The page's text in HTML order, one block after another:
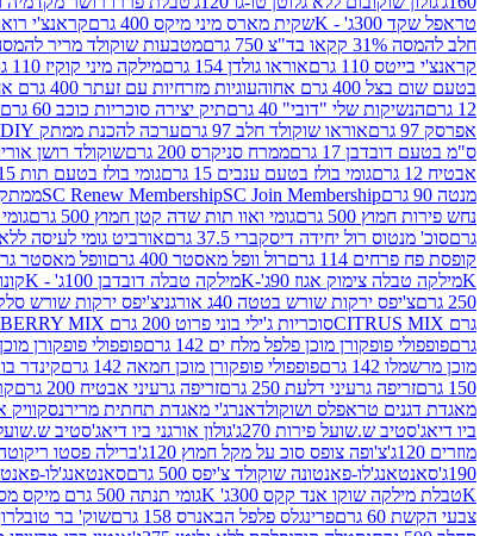
טראפל שקד 300ג' - K
שקית מארס מיני מיקס 400 גרם קראנצ'י
חלב להמסה 31% קקאו בד"צ 750 גרם
מטבעות שוקולד מריר להמסה 51% קקאו פרווה בד"צ 750
קראנצ'י בייטס 110 גרם
אוראו גולדן 154 גרם מילקה מיני קוקיז 110 גרם
בטעם שום בצל 400 גרם אחוה
עוגיות מזרחיות עם זעתר 400 גרם אחוה
12 גרם
הנשיקות שלי "דובי" 40 גרם תיק יצירה סוכריות כוכב 60 גרם
אפרסק 97 גרם
אוראו שוקולד חלב 97 גרם ערכה להכנת ממתק DIY גלידה 43.5 גרם
ס"מ בטעם דובדבן 17 גרם
ממרח סניקרס 200 גרם שוקולד רושן אורירי
אבטיח 12 גרם
גומי בולז בטעם ענבים 15 גרם גומי בולז בטעם תות 15 גרם
מנטה 90 גרם
SC Renew MembershipSC Join Membership ממתק
נחש פירות חמוץ 500 גרם
גומי ואוו תות שדה קטן חמוץ 500 גרם
גרםסוכ' מנטוס רול יחידה דיסקברי 37.5 גרם אורביט גומי לעיסה ללא
קופסת פח פרחים 114 גרם
רול וופל מאסטר 400 גרם וופל מאסטר גריף 360
Kמילקה טבלה צימוק אגוז 90ג'-K מילקה טבלה דובדבן 100ג' - K
250 גרם
צ'יפס ירקות שורש בטטה 40ג אורגני צ'יפס ירקות שורש סלק 40ג' -
גרם CITRUS MIX
סוכריות ג'ילי בוני פרוט 200 גרם BERRY MIX
גרםפופפולי פופקורן מוכן פלפל מלח ים 142 גרם פופפולי פופקורן מוכן
מוכן מרשמלו 142 גרם
פופפולי פופקורן מוכן חמאה 142 גרם קינדר
150 גרם
זריפה גרעיני דלעת 250 גרם זריפה גרעיני אבטיח 200 גרם
מאגדת דגנים טראפלס ושוקולדאנרג'י מאגדת תחתית מרירנסקוויק
ביו דיאג'סטיב ש.שועל פירות 270ג'
גולון אורגני ביו דיאג'סטיב ש.שועל
מוזרים 120ג'
צ'ופה צופס סוכ על מקל חמוץ 120ג' ברילה פסטו ריקוטה
190ג' סאנטאנג'לו-פאנטונה שוקולד צ'יפס 500 גרם סאנטאנג'לו-פאנטונה
Kטבלת מילקה שוקו אנד קקס 300ג' K גומי תנתה 500 גרם מיקס מסוכר מיני תות בננה
צבעי הקשת 60 גרם
פרינגלס פלפל הבאנרס 158 גרם שוק' בר טובלרון